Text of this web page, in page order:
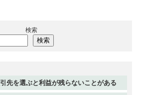
検索
検索
先を選ぶと利益が残らないことがある